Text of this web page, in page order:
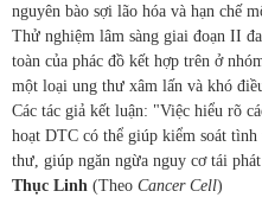
nguyên bào sợi lão hóa và hạn chế
Thử nghiệm lâm sàng giai đoạn II
toàn của phác đồ kết hợp trên ở
một loại ung thư xâm lấn và khó
Các tác giả kết luận: "Việc hiểu rõ
hoạt DTC có thể giúp kiểm soát
thư, giúp ngăn ngừa nguy cơ tái
Thục Linh (Theo Cancer Cell)